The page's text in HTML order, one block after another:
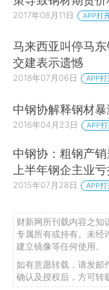
2017年08月11日 APP打
马来西亚叫停马
交建表示遗憾
2018年07月06日 APP打
中钢协解释钢材
2016年04月23日 APP
中钢协：粗钢产
上半年钢企主业
2015年07月28日 APP打
财新网所刊载内容之知
专属所有或持有。未经
建立镜像等任何使用。
如有意愿转载，请发邮
确认及授权后，方可转